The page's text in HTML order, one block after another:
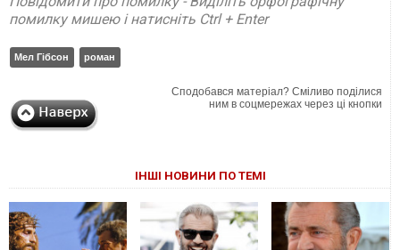
помилку мишею і натисніть Ctrl + Enter
Мел Гібсон роман
Сподобався матеріал? Сміливо поділися
ним в соцмережах через ці кнопки
ІНШІ НОВИНИ ПО ТЕМІ